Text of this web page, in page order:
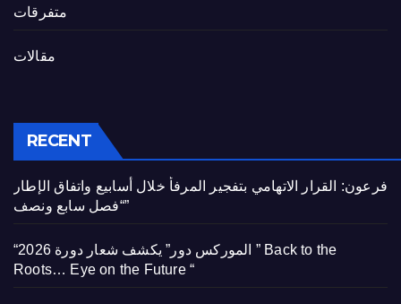
متفرقات
مقالات
RECENT
فرعون: القرار الاتهامي بتفجير المرفأ خلال أسابيع واتفاق الإطار
“فصل سابع ونصف”
“الموركس دور” يكشف شعار دورة 2026 ” Back to the
Roots… Eye on the Future “